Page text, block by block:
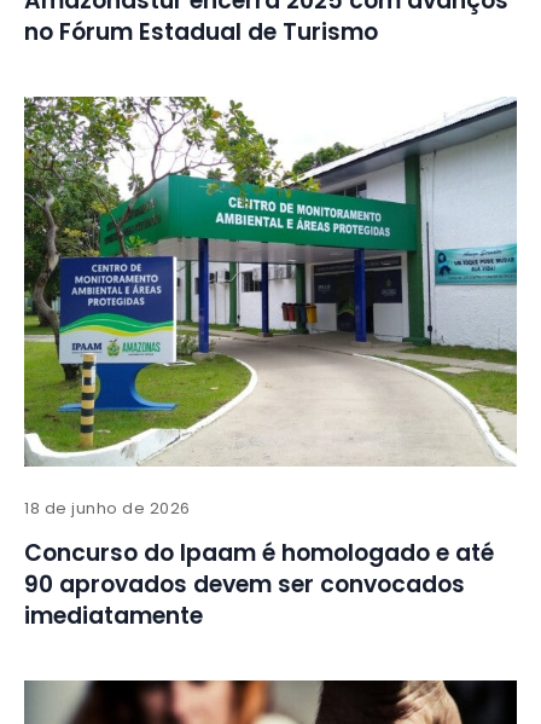
no Fórum Estadual de Turismo
18 de junho de 2026
Concurso do Ipaam é homologado e até
90 aprovados devem ser convocados
imediatamente